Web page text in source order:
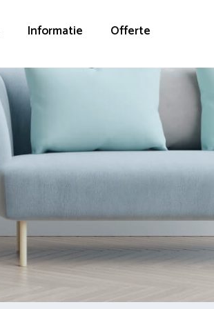
Informatie Offerte